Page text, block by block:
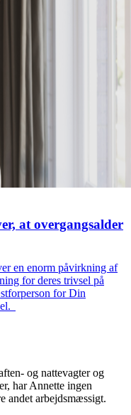
at overgangsalder
en enorm påvirkning af
for deres trivsel på
for Din
og nattevagter og
har Annette ingen
andet arbejdsmæssigt.